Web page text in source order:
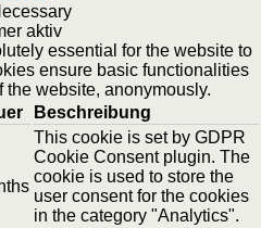
aktiv
essential for the website to
ensure basic functionalities
the website, anonymously.
Beschreibung
This cookie is set by GDPR
Cookie Consent plugin. The
cookie is used to store the
user consent for the cookies
in the category "Analytics".